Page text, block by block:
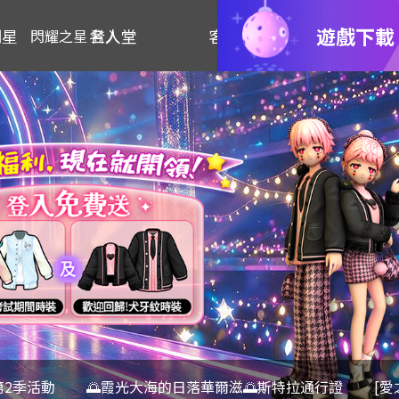
名人堂 客服
閃耀之星 登入 遊戲下載
季活動 🌅霞光大海的日落華爾滋🌅斯特拉通行證 [愛